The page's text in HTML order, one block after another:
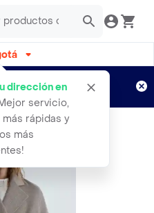
dirección en
servicio,
rápidas y
más
semanas
Aplican TyC